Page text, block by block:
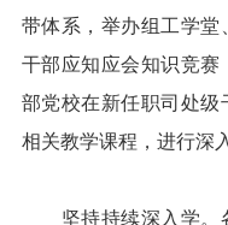
带体系，举办组工学堂
干部应知应会知识竞赛
部党校在新任职司处
相关教学课程，进行深
坚持持续深入学。